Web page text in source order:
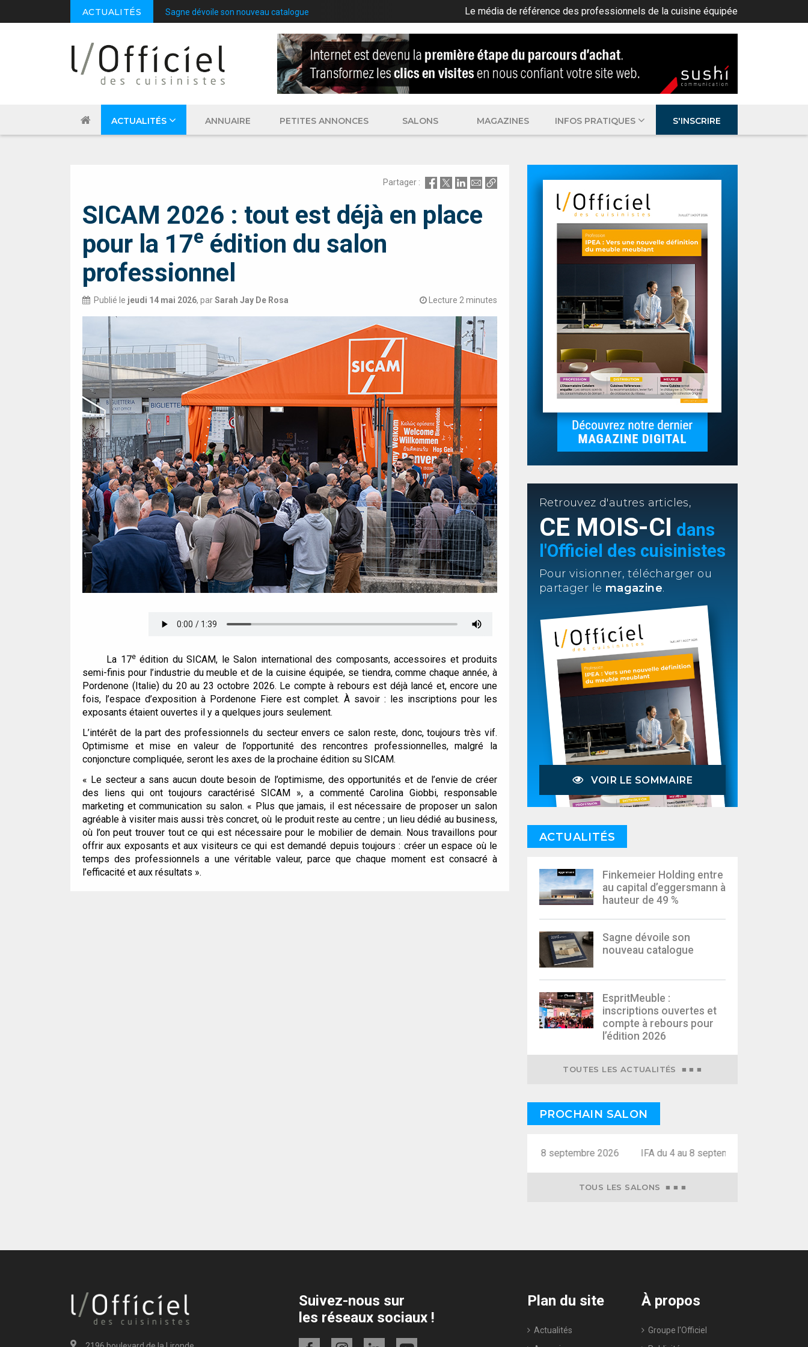
ACTUALITÉS Sagne dévoile son nouveau catalogue Le média de référence des professionnels de la cuisine équipée
ACTUALITÉS ANNUAIRE PETITES ANNONCES SALONS MAGAZINES INFOS PRATIQUES S'INSCRIRE
Partager :
SICAM 2026 : tout est déjà en place
pour la 17e édition du salon
professionnel
Publié le jeudi 14 mai 2026, parSarah Jay De Rosa Lecture 2 minutes
La 17eédition du SICAM, le Salon international des composants, accessoires et produits
semi-finis pour l’industrie du meuble et de la cuisine équipée, se tiendra, comme chaque année, à
Pordenone (Italie) du 20 au 23 octobre 2026. Le compte à rebours est déjà lancé et, encore une
fois, l’espace d’exposition à Pordenone Fiere est complet. À savoir : les inscriptions pour les
exposants étaient ouvertes il y a quelques jours seulement.
L’intérêt de la part des professionnels du secteur envers ce salon reste, donc, toujours très vif.
Optimisme et mise en valeur de l’opportunité des rencontres professionnelles, malgré la
conjoncture compliquée, seront les axes de la prochaine édition su SICAM.
« Le secteur a sans aucun doute besoin de l’optimisme, des opportunités et de l’envie de créer
des liens qui ont toujours caractérisé SICAM », a commenté Carolina Giobbi, responsable
marketing et communication su salon. « Plus que jamais, il est nécessaire de proposer un salon
agréable à visiter mais aussi très concret, où le produit reste au centre ; un lieu dédié au business,
où l’on peut trouver tout ce qui est nécessaire pour le mobilier de demain. Nous travaillons pour
offrir aux exposants et aux visiteurs ce qui est demandé depuis toujours : créer un espace où le
temps des professionnels a une véritable valeur, parce que chaque moment est consacré à
l’efficacité et aux résultats ».
Retrouvez d'autres articles,
CE MOIS-CI dans
l'Officiel des cuisinistes
Pour visionner, télécharger ou
partager le magazine.
VOIR LE SOMMAIRE
ACTUALITÉS
Finkemeier Holding entre
au capital d’eggersmann à
hauteur de 49 %
Sagne dévoile son
nouveau catalogue
EspritMeuble :
inscriptions ouvertes et
compte à rebours pour
l’édition 2026
TOUTES LES ACTUALITÉS ■ ■ ■
PROCHAIN SALON
IFA du 4 au 8 septembre 2026
TOUS LES SALONS ■ ■ ■
Suivez-nous sur
les réseaux sociaux !
Plan du site
Actualités
À propos
Groupe l'Officiel